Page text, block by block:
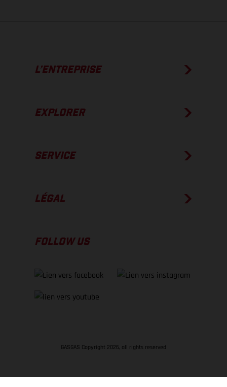
L’ENTREPRISE
EXPLORER
SERVICE
LÉGAL
FOLLOW US
GASGAS Copyright 2026, all rights reserved